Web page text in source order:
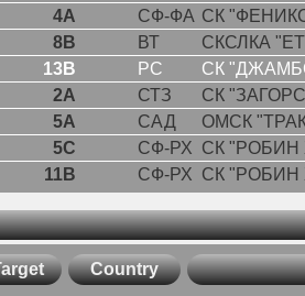
4A СФ-ФА СК
8B ВТ СКСЛКА
13B РС СК
2A СТЗ СК
5A САД ОМСК
5C СФ-РХ СК "РОБИН
11B СФ-РХ СК "РОБИН
Country